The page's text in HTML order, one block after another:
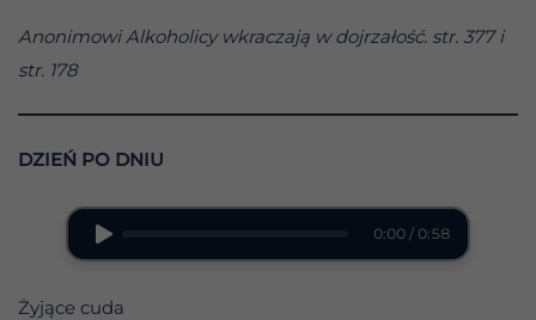
Anonimowi Alkoholicy wkraczają w dojrzałość. str. 377 i
str. 178
DZIEŃ PO DNIU
0:00 / 0:58
Żyjące cuda